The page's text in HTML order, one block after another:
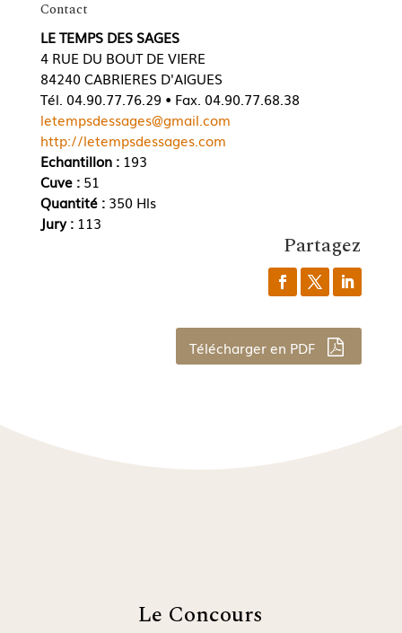
Contact
LE TEMPS DES SAGES
4 RUE DU BOUT DE VIERE
84240 CABRIERES D'AIGUES
Tél. 04.90.77.76.29 • Fax. 04.90.77.68.38
letempsdessages@gmail.com
http://letempsdessages.com
Echantillon :193
Cuve : 51
Quantité : 350 Hls
Jury : 113
Partagez
Télécharger en PDF
Le Concours